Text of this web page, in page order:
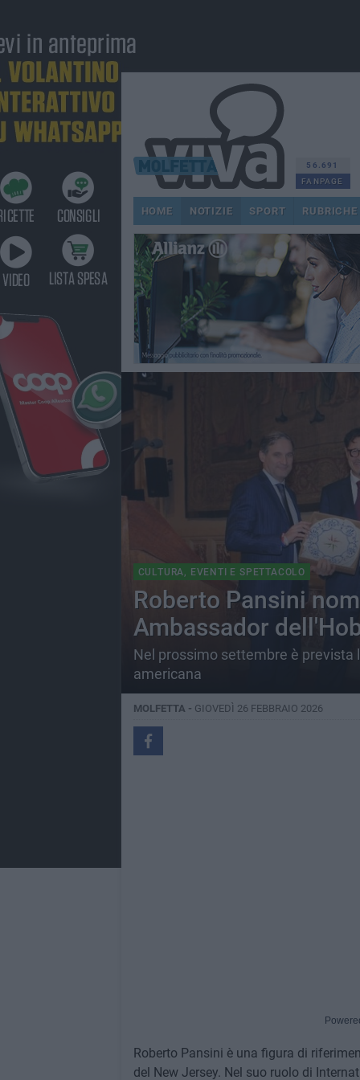
56.691
FANPAGE
HOME NOTIZIE SPORT RUBRICHE
CULTURA, EVENTI E SPETTACOLO
Roberto Pansini
Ambassador
Nel prossimo settembre è prevista
americana
MOLFETTA - GIOVEDÌ 26 FEBBRAIO 2026
Roberto Pansini è una figura di
del New Jersey. Nel suo ruolo di